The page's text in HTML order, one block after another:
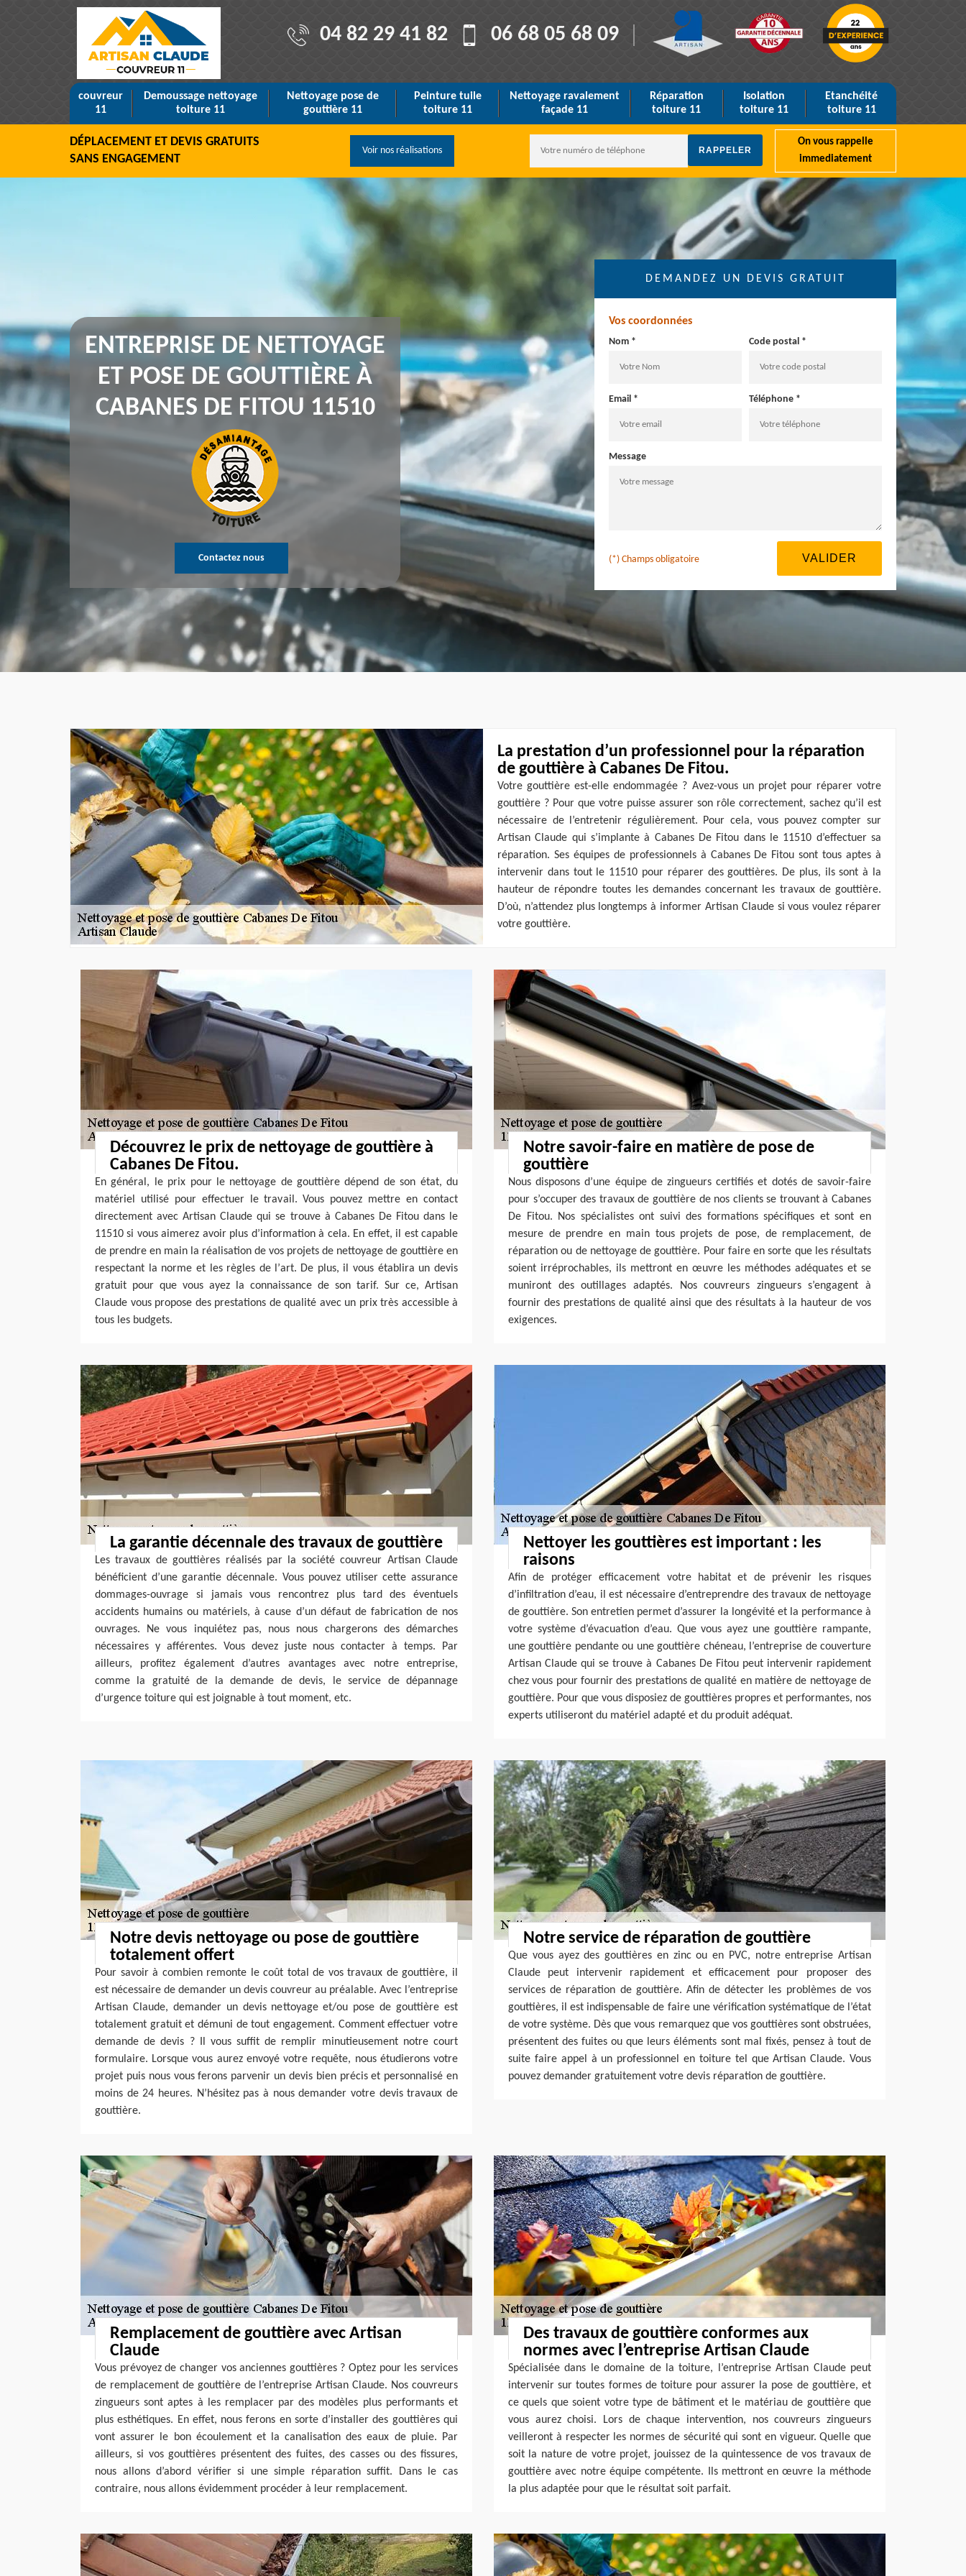
04 82 29 41 82 06 68 05 68 09
couvreur
11
Demoussage nettoyage
toiture 11
Nettoyage pose de
gouttière 11
Peinture tuile
toiture 11
Nettoyage ravalement
façade 11
Réparation
toiture 11
Isolation
toiture 11
Etanchéité
toiture 11
DÉPLACEMENT ET DEVIS GRATUITS
SANS ENGAGEMENT
Voir nos réalisations
On vous rappelle
immediatement
ENTREPRISE DE NETTOYAGE
ET POSE DE GOUTTIÈRE À
CABANES DE FITOU 11510
Contactez nous
DEMANDEZ UN DEVIS GRATUIT
Vos coordonnées
Nom * Code postal *
Email * Téléphone *
Message
(*) Champs obligatoire
La prestation d’un professionnel pour la réparation
de gouttière à Cabanes De Fitou.
Votre gouttière est-elle endommagée ? Avez-vous un projet pour réparer votre
gouttière ? Pour que votre puisse assurer son rôle correctement, sachez qu’il est
nécessaire de l’entretenir régulièrement. Pour cela, vous pouvez compter sur
Artisan Claude qui s’implante à Cabanes De Fitou dans le 11510 d’effectuer sa
réparation. Ses équipes de professionnels à Cabanes De Fitou sont tous aptes à
intervenir dans tout le 11510 pour réparer des gouttières. De plus, ils sont à la
hauteur de répondre toutes les demandes concernant les travaux de gouttière.
D’où, n’attendez plus longtemps à informer Artisan Claude si vous voulez réparer
votre gouttière.
Découvrez le prix de nettoyage de gouttière à
Cabanes De Fitou.
En général, le prix pour le nettoyage de gouttière dépend de son état, du
matériel utilisé pour effectuer le travail. Vous pouvez mettre en contact
directement avec Artisan Claude qui se trouve à Cabanes De Fitou dans le
11510 si vous aimerez avoir plus d’information à cela. En effet, il est capable
de prendre en main la réalisation de vos projets de nettoyage de gouttière en
respectant la norme et les règles de l’art. De plus, il vous établira un devis
gratuit pour que vous ayez la connaissance de son tarif. Sur ce, Artisan
Claude vous propose des prestations de qualité avec un prix très accessible à
tous les budgets.
Notre savoir-faire en matière de pose de
gouttière
Nous disposons d’une équipe de zingueurs certifiés et dotés de savoir-faire
pour s’occuper des travaux de gouttière de nos clients se trouvant à Cabanes
De Fitou. Nos spécialistes ont suivi des formations spécifiques et sont en
mesure de prendre en main tous projets de pose, de remplacement, de
réparation ou de nettoyage de gouttière. Pour faire en sorte que les résultats
soient irréprochables, ils mettront en œuvre les méthodes adéquates et se
muniront des outillages adaptés. Nos couvreurs zingueurs s’engagent à
fournir des prestations de qualité ainsi que des résultats à la hauteur de vos
exigences.
La garantie décennale des travaux de gouttière
Les travaux de gouttières réalisés par la société couvreur Artisan Claude
bénéficient d’une garantie décennale. Vous pouvez utiliser cette assurance
dommages-ouvrage si jamais vous rencontrez plus tard des éventuels
accidents humains ou matériels, à cause d’un défaut de fabrication de nos
ouvrages. Ne vous inquiétez pas, nous nous chargerons des démarches
nécessaires y afférentes. Vous devez juste nous contacter à temps. Par
ailleurs, profitez également d’autres avantages avec notre entreprise,
comme la gratuité de la demande de devis, le service de dépannage
d’urgence toiture qui est joignable à tout moment, etc.
Nettoyer les gouttières est important : les
raisons
Afin de protéger efficacement votre habitat et de prévenir les risques
d’infiltration d’eau, il est nécessaire d’entreprendre des travaux de nettoyage
de gouttière. Son entretien permet d’assurer la longévité et la performance à
votre système d’évacuation d’eau. Que vous ayez une gouttière rampante,
une gouttière pendante ou une gouttière chéneau, l’entreprise de couverture
Artisan Claude qui se trouve à Cabanes De Fitou peut intervenir rapidement
chez vous pour fournir des prestations de qualité en matière de nettoyage de
gouttière. Pour que vous disposiez de gouttières propres et performantes, nos
experts utiliseront du matériel adapté et du produit adéquat.
Notre devis nettoyage ou pose de gouttière
totalement offert
Pour savoir à combien remonte le coût total de vos travaux de gouttière, il
est nécessaire de demander un devis couvreur au préalable. Avec l’entreprise
Artisan Claude, demander un devis nettoyage et/ou pose de gouttière est
totalement gratuit et démuni de tout engagement. Comment effectuer votre
demande de devis ? Il vous suffit de remplir minutieusement notre court
formulaire. Lorsque vous aurez envoyé votre requête, nous étudierons votre
projet puis nous vous ferons parvenir un devis bien précis et personnalisé en
moins de 24 heures. N’hésitez pas à nous demander votre devis travaux de
gouttière.
Notre service de réparation de gouttière
Que vous ayez des gouttières en zinc ou en PVC, notre entreprise Artisan
Claude peut intervenir rapidement et efficacement pour proposer des
services de réparation de gouttière. Afin de détecter les problèmes de vos
gouttières, il est indispensable de faire une vérification systématique de l’état
de votre système. Dès que vous remarquez que vos gouttières sont obstruées,
présentent des fuites ou que leurs éléments sont mal fixés, pensez à tout de
suite faire appel à un professionnel en toiture tel que Artisan Claude. Vous
pouvez demander gratuitement votre devis réparation de gouttière.
Remplacement de gouttière avec Artisan
Claude
Vous prévoyez de changer vos anciennes gouttières ? Optez pour les services
de remplacement de gouttière de l’entreprise Artisan Claude. Nos couvreurs
zingueurs sont aptes à les remplacer par des modèles plus performants et
plus esthétiques. En effet, nous ferons en sorte d’installer des gouttières qui
vont assurer le bon écoulement et la canalisation des eaux de pluie. Par
ailleurs, si vos gouttières présentent des fuites, des casses ou des fissures,
nous allons d’abord vérifier si une simple réparation suffit. Dans le cas
contraire, nous allons évidemment procéder à leur remplacement.
Des travaux de gouttière conformes aux
normes avec l’entreprise Artisan Claude
Spécialisée dans le domaine de la toiture, l’entreprise Artisan Claude peut
intervenir sur toutes formes de toiture pour assurer la pose de gouttière, et
ce quels que soient votre type de bâtiment et le matériau de gouttière que
vous aurez choisi. Lors de chaque intervention, nos couvreurs zingueurs
veilleront à respecter les normes de sécurité qui sont en vigueur. Quelle que
soit la nature de votre projet, jouissez de la quintessence de vos travaux de
gouttière avec notre équipe compétente. Ils mettront en œuvre la méthode
la plus adaptée pour que le résultat soit parfait.